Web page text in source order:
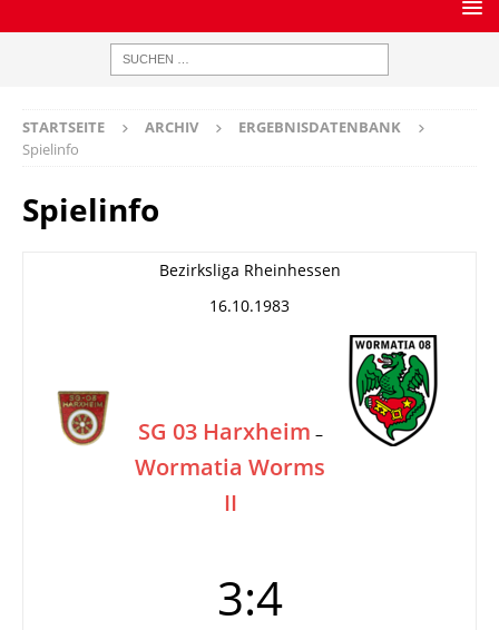
STARTSEITE ARCHIV
ERGEBNISDATENBANK
Spielinfo
Spielinfo
Bezirksliga Rheinhessen
16.10.1983
SG 03 Harxheim –
Wormatia Worms
II
3:4